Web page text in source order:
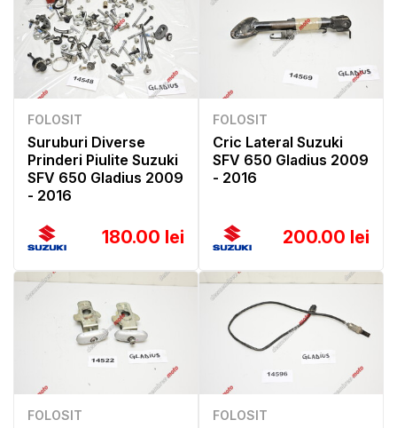
FOLOSIT
Suruburi Diverse
Prinderi Piulite Suzuki
SFV 650 Gladius 2009
- 2016
180.00 lei
FOLOSIT
Cric Lateral Suzuki
SFV 650 Gladius 2009
- 2016
200.00 lei
FOLOSIT FOLOSIT